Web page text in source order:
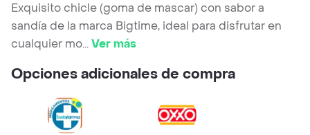
Exquisito chicle (goma de mascar) con sabor a
sandía de la marca Bigtime, ideal para disfrutar en
cualquier mo...Ver más
Opciones adicionales de compra